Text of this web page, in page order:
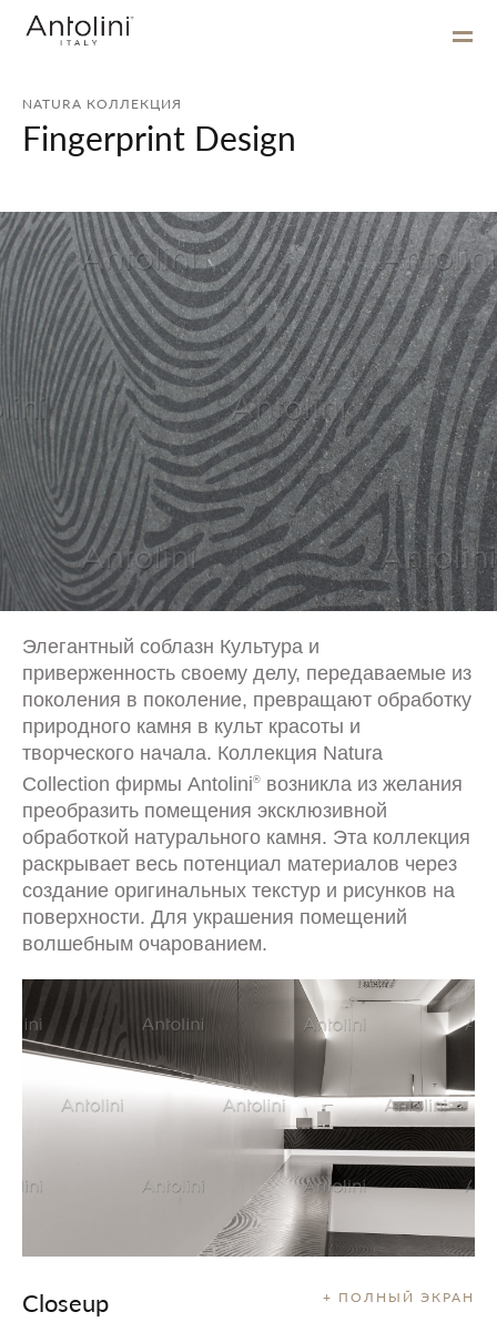
NATURA КОЛЛЕКЦИЯ
Fingerprint Design
Элегантный соблазн Культура и
приверженность своему делу, передаваемые из
поколения в поколение, превращают обработку
природного камня в культ красоты и
творческого начала. Коллекция Natura
Collection фирмы Antolini® возникла из желания
преобразить помещения эксклюзивной
обработкой натурального камня. Эта коллекция
раскрывает весь потенциал материалов через
создание оригинальных текстур и рисунков на
поверхности. Для украшения помещений
волшебным очарованием.
+ ПОЛНЫЙ ЭКРАН
Closeup